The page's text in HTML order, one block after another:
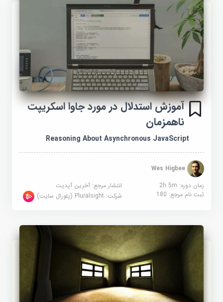
آموزش استدلال در مورد جاوا اسکریپت
ناهمزمان
Reasoning About Asynchronous JavaScript
Wes Higbee
زمان دوره: 2h 5m
انتشار مرجع:آخرین آپدیت
ثبت نام مرجع:180 شرکت:Pluralsight (پلورال سایت)